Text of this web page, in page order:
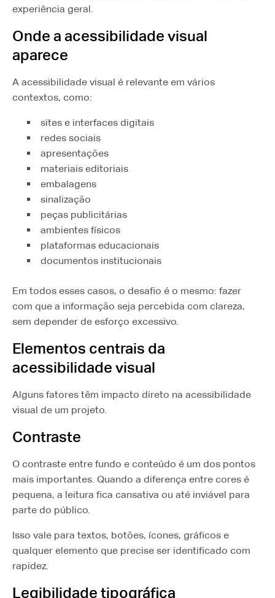
experiência geral.
Onde a acessibilidade visual
aparece
A acessibilidade visual é relevante em vários
contextos, como:
sites e interfaces digitais
redes sociais
apresentações
materiais editoriais
embalagens
sinalização
peças publicitárias
ambientes físicos
plataformas educacionais
documentos institucionais
Em todos esses casos, o desafio é o mesmo: fazer
com que a informação seja percebida com clareza,
sem depender de esforço excessivo.
Elementos centrais da
acessibilidade visual
Alguns fatores têm impacto direto na acessibilidade
visual de um projeto.
Contraste
O contraste entre fundo e conteúdo é um dos pontos
mais importantes. Quando a diferença entre cores é
pequena, a leitura fica cansativa ou até inviável para
parte do público.
Isso vale para textos, botões, ícones, gráficos e
qualquer elemento que precise ser identificado com
rapidez.
Legibilidade tipográfica